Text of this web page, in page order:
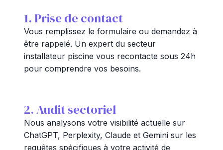
1. Prise de contact
Vous remplissez le formulaire ou demandez à
être rappelé. Un expert du secteur
installateur piscine vous recontacte sous 24h
pour comprendre vos besoins.
2. Audit sectoriel
Nous analysons votre visibilité actuelle sur
ChatGPT, Perplexity, Claude et Gemini sur les
requêtes spécifiques à votre activité de